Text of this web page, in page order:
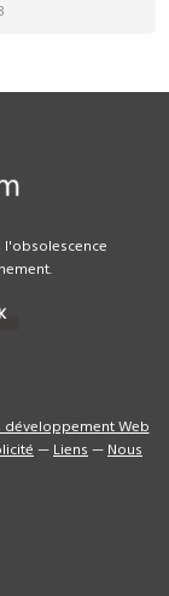
l'obsolescence
Web
—Liens—Nous